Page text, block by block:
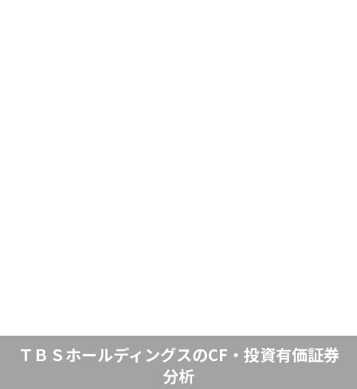
ＴＢＳホールディングスのCF・投資有価証券
分析